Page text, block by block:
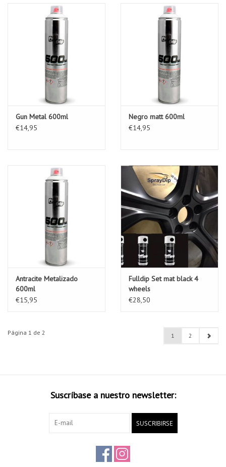
Gun Metal 600ml
€14,95
Negro matt 600ml
€14,95
Antracite Metalizado
600ml
€15,95
Fulldip Set mat black 4
wheels
€28,50
Página 1 de 2 1 2
Suscríbase a nuestro newsletter:
SUSCRIBIRSE